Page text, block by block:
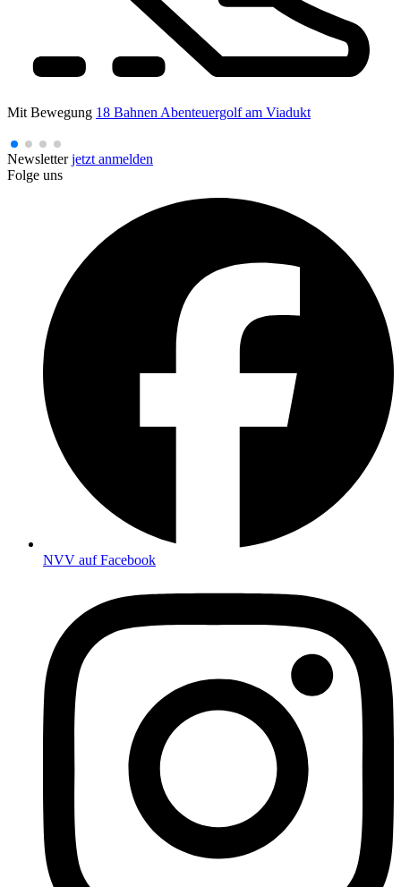
Mit Bewegung 18 Bahnen Abenteuergolf am Viadukt
Newsletterjetzt anmelden
Folge uns
NVV auf Facebook